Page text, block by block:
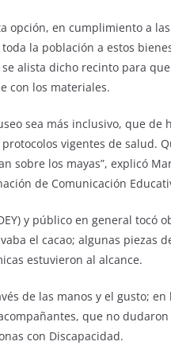
opción, en cumplimiento a
la población a estos
alista dicho recinto para
con los materiales.
sea más inclusivo, que de
vigentes de salud.
sobre los mayas”, explicó
de Comunicación
y público en general tocó
el cacao; algunas piezas
estuvieron al alcance.
de las manos y el gusto;
que no
con Discapacidad.